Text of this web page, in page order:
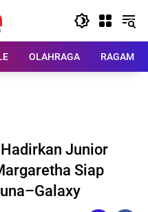
OLAHRAGA RAGAM
Hadirkan Junior
Siap